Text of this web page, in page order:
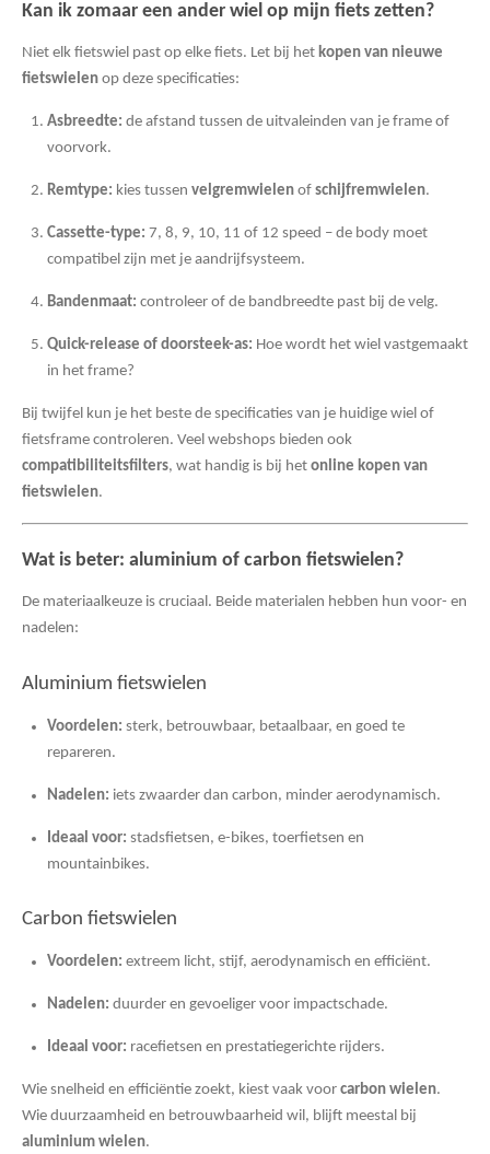
Kan ik zomaar een ander wiel op mijn fiets zetten?
Niet elk fietswiel past op elke fiets. Let bij het kopen van nieuwe
fietswielen op deze specificaties:
Asbreedte: de afstand tussen de uitvaleinden van je frame of
voorvork.
Remtype: kies tussen velgremwielenof schijfremwielen.
Cassette-type: 7, 8, 9, 10, 11 of 12 speed – de body moet
compatibel zijn met je aandrijfsysteem.
Bandenmaat: controleer of de bandbreedte past bij de velg.
Quick-release of doorsteek-as: Hoe wordt het wiel vastgemaakt
in het frame?
Bij twijfel kun je het beste de specificaties van je huidige wiel of
fietsframe controleren. Veel webshops bieden ook
compatibiliteitsfilters, wat handig is bij het online kopen van
fietswielen.
Wat is beter: aluminium of carbon fietswielen?
De materiaalkeuze is cruciaal. Beide materialen hebben hun voor- en
nadelen:
Aluminium fietswielen
Voordelen: sterk, betrouwbaar, betaalbaar, en goed te
repareren.
Nadelen: iets zwaarder dan carbon, minder aerodynamisch.
Ideaal voor: stadsfietsen, e-bikes, toerfietsen en
mountainbikes.
Carbon fietswielen
Voordelen: extreem licht, stijf, aerodynamisch en efficiënt.
Nadelen: duurder en gevoeliger voor impactschade.
Ideaal voor: racefietsen en prestatiegerichte rijders.
Wie snelheid en efficiëntie zoekt, kiest vaak voor carbon wielen.
Wie duurzaamheid en betrouwbaarheid wil, blijft meestal bij
aluminium wielen.